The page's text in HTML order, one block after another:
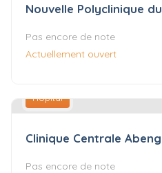
Nouvelle Polyclinique
Pas encore de note
Actuellement ouvert
Hôpital
Clinique Centrale
Pas encore de note